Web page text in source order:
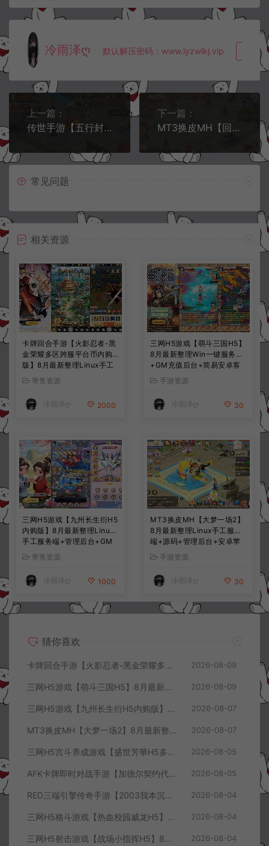
冷雨泽ღ 默认解压密码：www.lyzwlkj.vip 复
上一篇：
传世手游【五行封印】9月最新整理Linux手工服务端+GM工具+安卓苹果双端+详细搭建教程
下一篇：
MT3换皮MH【回味西游】9月最新整理Linux手工服务端+运营后台+GM后台+安卓苹果双端+详细搭建教程
常见问题
相关资源
卡牌回合手游【火影忍者-黑
金荣耀多区跨服平台币内购
版】8月最新整理Linux手工
服务端+CDK授权后台+安卓
+详细搭建教程+视频教程
寄售资源
冷雨泽ღ 2000
三网H5游戏【萌斗三国H5】
8月最新整理Win一键服务端
+GM充值后台+简易安卓客
户端+详细搭建教程+视频教
手游资源
冷雨泽ღ 30
三网H5游戏【九州长生衍H5
内购版】8月最新整理Linux
手工服务端+管理后台+GM
授权后台+简易安卓客户端
+详细搭建教程+视频教程
寄售资源
冷雨泽ღ 1000
MT3换皮MH【大梦一场2】
8月最新整理Linux手工服务
端+源码+管理后台+安卓苹
果双端+详细搭建教程+视频
教程
手游资源
冷雨泽ღ 30
猜你喜欢
卡牌回合手游【火影忍者-黑金荣耀多区跨服平台币内购版】8月最新整理Linux手工服务端+CDK授权后台+安卓+详细搭建教程+视频教程 2026-08-09
三网H5游戏【萌斗三国H5】8月最新整理Win一键服务端+GM充值后台+简易安卓客户端+详细搭建教程+视频教程 2026-08-09
三网H5游戏【九州长生衍H5内购版】8月最新整理Linux手工服务端+管理后台+GM授权后台+简易安卓客户端+详细搭建教程+视频教程 2026-08-07
MT3换皮MH【大梦一场2】8月最新整理Linux手工服务端+源码+管理后台+安卓苹果双端+详细搭建教程+视频教程 2026-08-07
三网H5宫斗养成游戏【盛世芳華H5多区跨服代金券内购优化版】8月最新整理Linux手工服务端+CDK授权后台+全资源安卓+详细搭建教程+视频教程 2026-08-05
AFK卡牌即时对战手游【加德尔契约代金券内购修复版】8月最新整理Linux手工服务端+前后端全套源码+CDK授权后台+安卓苹果双端+详细搭建教程+视频教程 2026-08-05
RED三端引擎传奇手游【2003我本沉默三职业】8月最新整理Win一键服务端+PC安卓+详细搭建教程 2026-08-04
三网H5格斗游戏【热血校园威龙H5】8月最新整理Linux手工服务端+Win一键服务端+解压即玩+简易安卓客户端+详细搭建教程 2026-08-04
三网H5射击游戏【战场小指挥H5】8月最新整理Linux手工服务端+Win一键服务端+解压即玩+简易安卓客户端+详细搭建教程 2026-08-04